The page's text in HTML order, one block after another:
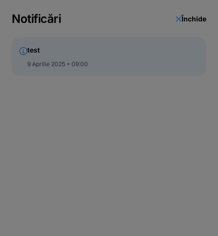
Notificări Închide
test
9 Aprilie 2025 09:00